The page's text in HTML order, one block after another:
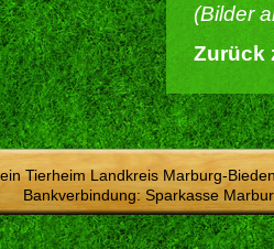
(Bilder
Zurück
Tierheim Landkreis Marburg-
Bankverbindung: Sparkasse